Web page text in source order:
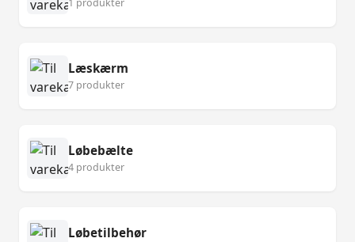
1 produkter
Læskærm
7 produkter
Løbebælte
4 produkter
Løbetilbehør